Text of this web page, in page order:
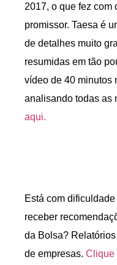
2017, o que fez com
promissor. Taesa é
de detalhes muito
resumidas em tão
vídeo de 40 minutos
analisando todas as
aqui.
Está com
receber
da Bolsa?
de empresas. Clique